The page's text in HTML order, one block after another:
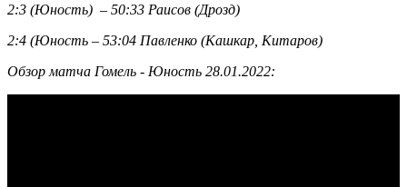
2:3 (Юность) – 50:33 Раисов (Дрозд)
2:4 (Юность – 53:04 Павленко (Кашкар, Китаров)
Обзор матча Гомель - Юность 28.01.2022: